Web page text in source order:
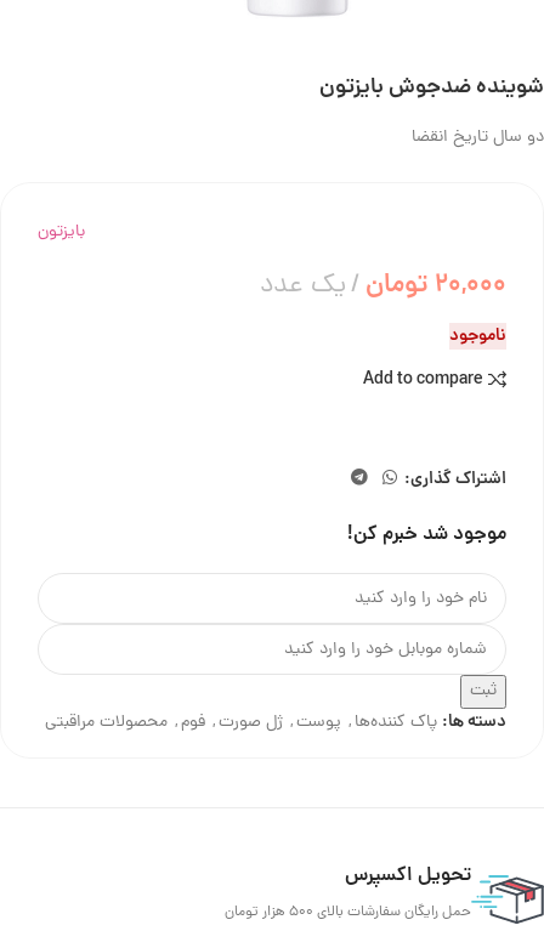
شوینده ضدجوش بایزتون
دو سال تاریخ انقضا
بایزتون
20,000 تومان یک عدد
ناموجود
Add to compare
اشتراک گذاری:
موجود شد خبرم کن!
ثبت
دسته ها: پاک کننده‌ها, پوست, ژل صورت, فوم, محصولات مراقبتی
تحویل اکسپرس
حمل رایگان سفارشات بالای 500 هزار تومان